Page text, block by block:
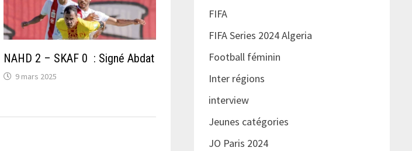
NAHD 2 – SKAF 0 : Signé Abdat
9 mars 2025
FIFA
FIFA Series 2024 Algeria
Football féminin
Inter régions
interview
Jeunes catégories
JO Paris 2024